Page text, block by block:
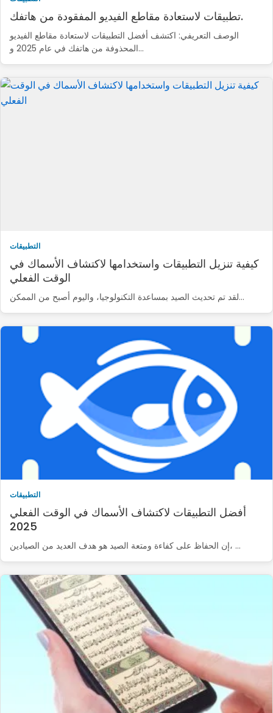
تطبيقات لاستعادة مقاطع الفيديو المفقودة من هاتفك.
الوصف التعريفي: اكتشف أفضل التطبيقات لاستعادة مقاطع الفيديو
المحذوفة من هاتفك في عام 2025 و...
التطبيقات
كيفية تنزيل التطبيقات واستخدامها لاكتشاف الأسماك في
الوقت الفعلي
لقد تم تحديث الصيد بمساعدة التكنولوجيا، واليوم أصبح من الممكن...
التطبيقات
أفضل التطبيقات لاكتشاف الأسماك في الوقت الفعلي
2025
إن الحفاظ على كفاءة ومتعة الصيد هو هدف العديد من الصيادين، …